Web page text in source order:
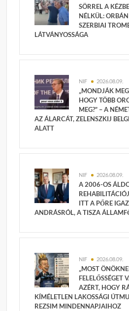
SÖRREL A
NÉLKÜL:
SZERBIAI
LÁTVÁNYOSSÁGA
NIF 2026.08.09.
„MONDJÁK
HOGY TÖBB
MEG?” – A
AZ ÁLARCÁT, ZELENSZKIJ
ALATT
NIF 2026.08.09.
A 2006-OS
ITT A PŐRE
ANDRÁSRÓL, A TISZA
NIF 2026.08.09.
„MOST
FELELŐSSÉGET
AZÉRT, HOGY
KÍMÉLETLEN LAKOSSÁGI
REZSIM MINDENNAPJAIHOZ